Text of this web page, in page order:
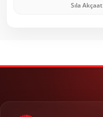
Sıla Akçaat